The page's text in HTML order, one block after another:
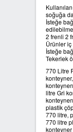
soğuğa
İsteğe
2 frenli 2
Ürünler
İsteğe
Tekerlek
770 Litre
litre Gri
plastik
770 litre,
770 litre
konteyner